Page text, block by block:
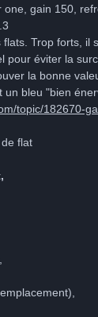
gain 150,
Trop forts, il
pour éviter la
la bonne
un bleu "bien
topic/182670-
flat